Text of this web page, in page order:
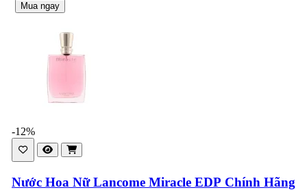
Mua ngay
-12%
Nước Hoa Nữ Lancome Miracle EDP Chính Hãng